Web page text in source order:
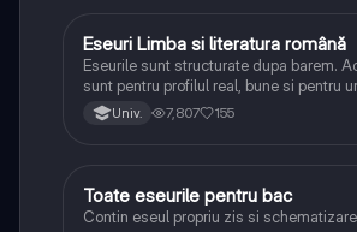
Limba și literatura română
Eseuri Limba si literatura română
Eseurile sunt structurate dupa barem.
sunt pentru profilul real, bune si pentru
lipsesc relatiile dintre personaje si
Univ. 7,807 155
Limba și literatura română
Toate eseurile pentru bac
Contin eseul propriu zis si